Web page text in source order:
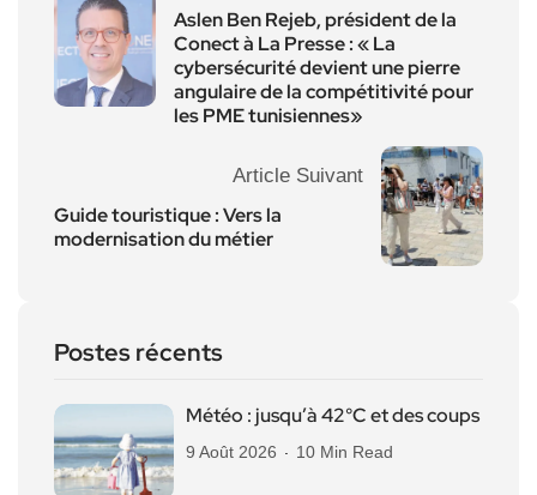
Aslen Ben Rejeb, président de la
Conect à La Presse : « La
cybersécurité devient une pierre
angulaire de la compétitivité pour
les PME tunisiennes»
Article Suivant
Guide touristique : Vers la
modernisation du métier
Postes récents
Météo : jusqu’à 42°C et des coups
9 Août 2026 10 Min Read